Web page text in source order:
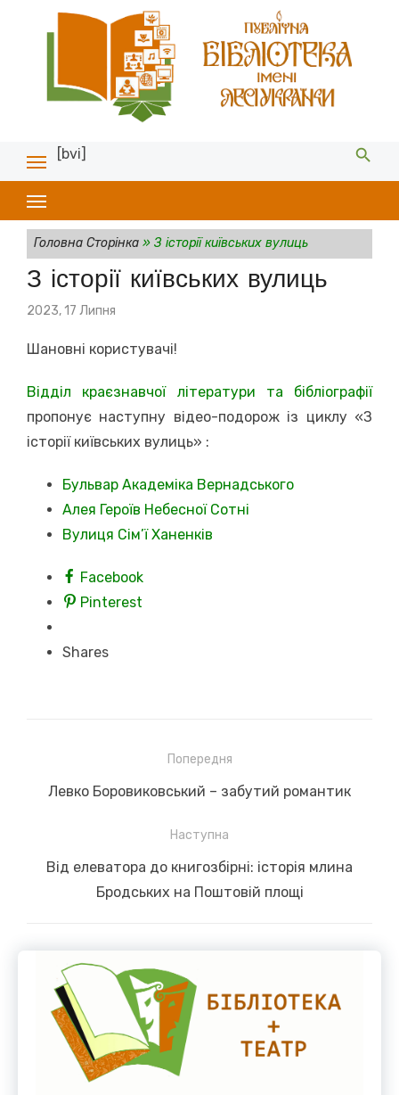
[bvi]
Головна Сторінка» З історії київських вулиць
З історії київських вулиць
Posted
2023, 17 Липня
Шановні користувачі!
Відділ краєзнавчої літератури та бібліографії
пропонує наступну відео-подорож із циклу «З
історії київських вулиць» :
Бульвар Академіка Вернадського
Алея Героїв Небесної Сотні
Вулиця Сім’ї Ханенків
Facebook
Pinterest
Shares
записів
Попередня
Previous
Левко Боровиковський – забутий романтик
Наступна
Next
Від елеватора до книгозбірні: історія млина
Бродських на Поштовій площі